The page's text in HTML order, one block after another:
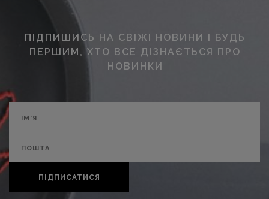
ПІДПИШИСЬ НА СВІЖІ НОВИНИ І БУДЬ
ПЕРШИМ, ХТО ВСЕ ДІЗНАЄТЬСЯ ПРО
НОВИНКИ
ПІДПИСАТИСЯ